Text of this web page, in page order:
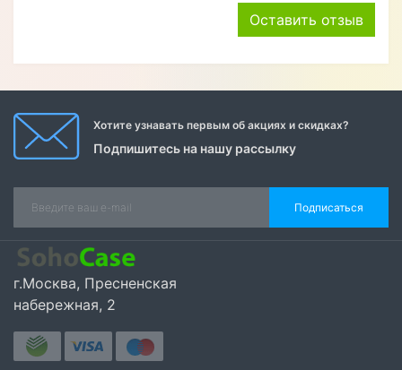
Оставить отзыв
Хотите узнавать первым об акциях и скидках?
Подпишитесь на нашу рассылку
Подписаться
г.Москва, Пресненская
набережная, 2